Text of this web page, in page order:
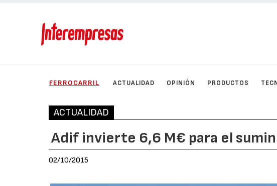
FERROCARRIL ACTUALIDAD OPINIÓN PRODUCTOS
ACTUALIDAD
Adif invierte 6,6 M€ para el
02/10/2015